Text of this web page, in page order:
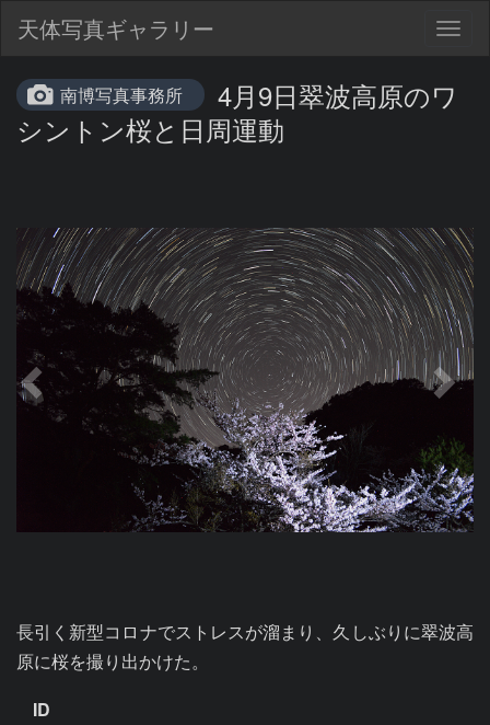
天体写真ギャラリー
南博写真事務所
4月9日翠波高原のワ
シントン桜と日周運動
長引く新型コロナでストレスが溜まり、久しぶりに翠波高
原に桜を撮り出かけた。
ID